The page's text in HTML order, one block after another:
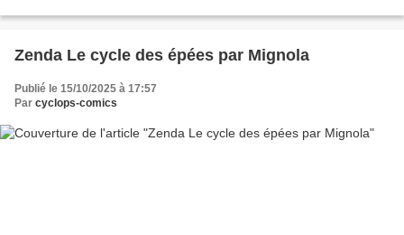
Zenda Le cycle des épées par Mignola
Publié le 15/10/2025 à 17:57
Par cyclops-comics